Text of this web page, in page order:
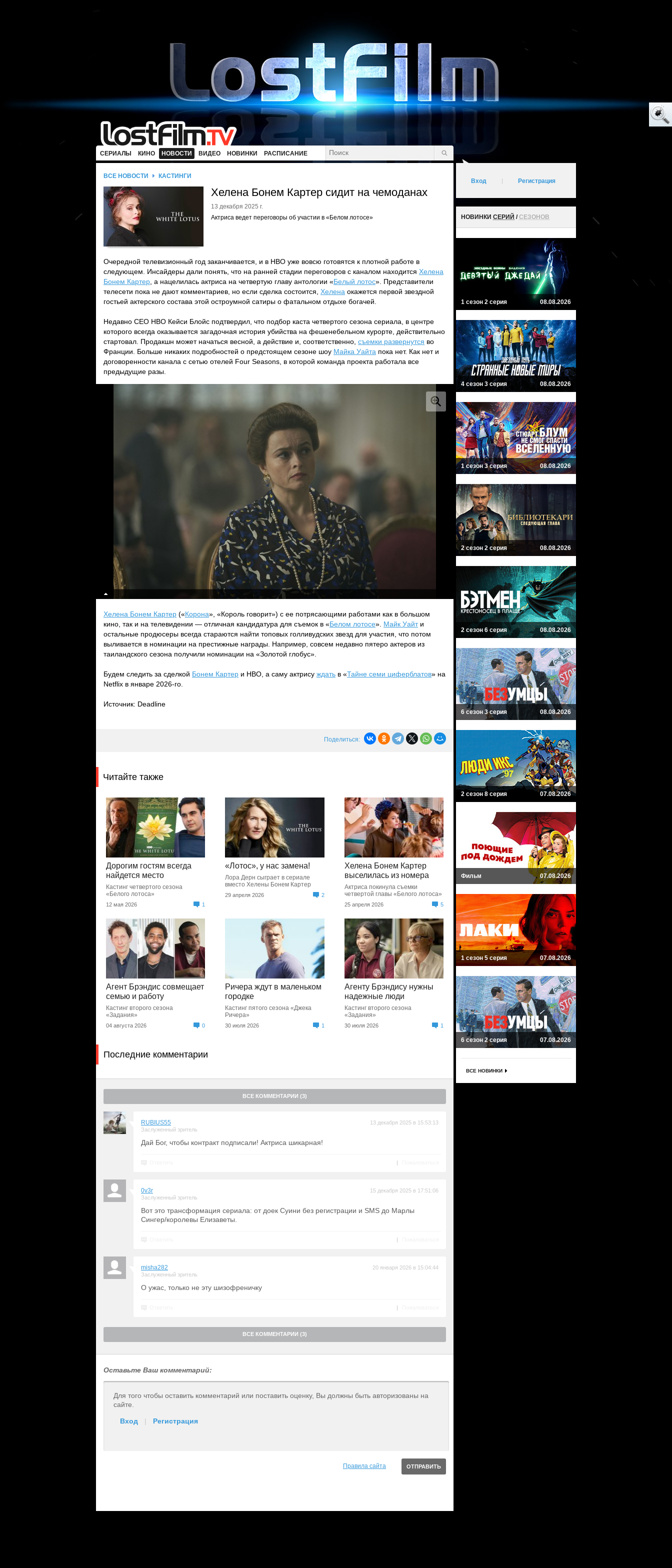
СЕРИАЛЫ КИНО НОВОСТИ ВИДЕО НОВИНКИ РАСПИСАНИЕ
ВСЕ НОВОСТИ КАСТИНГИ
Хелена Бонем Картер сидит на чемоданах
13 декабря 2025 г.
Актриса ведет переговоры об участии в «Белом лотосе»
Очередной телевизионный год заканчивается, и в HBO уже вовсю готовятся к плотной работе в
следующем. Инсайдеры дали понять, что на ранней стадии переговоров с каналом находится Хелена
Бонем Картер , а нацелилась актриса на четвертую главу антологии «Белый лотос». Представители
телесети пока не дают комментариев, но если сделка состоится, Хелена окажется первой звездной
гостьей актерского состава этой остроумной сатиры о фатальном отдыхе богачей.
Недавно CEO HBO Кейси Блойс подтвердил, что подбор каста четвертого сезона сериала, в центре
которого всегда оказывается загадочная история убийства на фешенебельном курорте, действительно
стартовал. Продакшн может начаться весной, а действие и, соответственно, съемки развернутся во
Франции. Больше никаких подробностей о предстоящем сезоне шоу Майка Уайта пока нет. Как нет и
договоренности канала с сетью отелей Four Seasons, в которой команда проекта работала все
предыдущие разы.
Хелена Бонем Картер («Корона», «Король говорит») с ее потрясающими работами как в большом
кино, так и на телевидении — отличная кандидатура для съемок в «Белом лотосе». Майк Уайти
остальные продюсеры всегда стараются найти топовых голливудских звезд для участия, что потом
выливается в номинации на престижные награды. Например, совсем недавно пятеро актеров из
таиландского сезона получили номинации на «Золотой глобус».
Будем следить за сделкой Бонем Картер и HBO, а саму актрису ждать в «Тайне семи циферблатов» на
Netflix в январе 2026-го.
Источник: Deadline
Поделиться:
Читайте также
Дорогим гостям всегда
найдется место
Кастинг четвертого сезона
«Белого лотоса»
12 мая 2026 1
«Лотос», у нас замена!
Лора Дерн сыграет в сериале
вместо Хелены Бонем Картер
29 апреля 2026 2
Хелена Бонем Картер
выселилась из номера
Актриса покинула съемки
четвертой главы «Белого лотоса»
25 апреля 2026 5
Агент Брэндис совмещает
семью и работу
Кастинг второго сезона
«Задания»
04 августа 2026 0
Ричера ждут в маленьком
городке
Кастинг пятого сезона «Джека
Ричера»
30 июля 2026 1
Агенту Брэндису нужны
надежные люди
Кастинг второго сезона
«Задания»
30 июля 2026 1
Последние комментарии
ВСЕ КОММЕНТАРИИ (3)
RUBIUS55
Заслуженный зритель
13 декабря 2025 в 15:53:13
Дай Бог, чтобы контракт подписали! Актриса шикарная!
|
0v3r
Заслуженный зритель
15 декабря 2025 в 17:51:06
Вот это трансформация сериала: от доек Суини без регистрации и SMS до Марлы
Сингер/королевы Елизаветы.
|
misha282
Заслуженный зритель
20 января 2026 в 15:04:44
О ужас, только не эту шизофреничку
|
ВСЕ КОММЕНТАРИИ (3)
Оставьте Ваш комментарий:
Для того чтобы оставить комментарий или поставить оценку, Вы должны быть авторизованы на
сайте.
Вход | Регистрация
Правила сайта
Вход Регистрация
НОВИНКИ СЕРИЙ /СЕЗОНОВ
1 сезон 2 серия 08.08.2026
4 сезон 3 серия 08.08.2026
1 сезон 3 серия 08.08.2026
2 сезон 2 серия 08.08.2026
2 сезон 6 серия 08.08.2026
6 сезон 3 серия 08.08.2026
2 сезон 8 серия 07.08.2026
Фильм 07.08.2026
1 сезон 5 серия 07.08.2026
6 сезон 2 серия 07.08.2026
ВСЕ НОВИНКИ